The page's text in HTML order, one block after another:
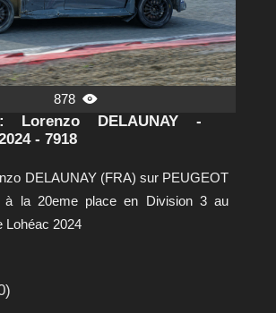
878 
DELAUNAY -
- 7918
DELAUNAY (FRA) sur PEUGEOT
à la 20eme place en Division 3 au
Lohéac 2024
)